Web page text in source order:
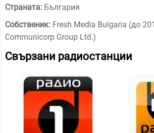
Страната: България
Собственик: Fresh Media Bulgaria (до
Communicorp Group Ltd.)
Свързани радиостанции